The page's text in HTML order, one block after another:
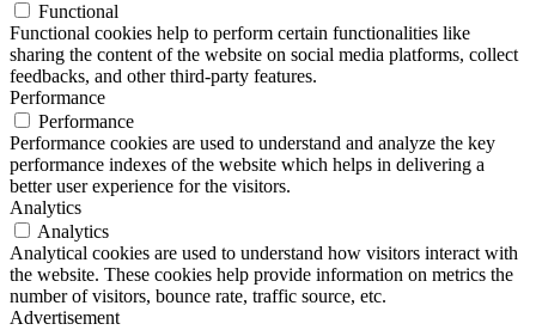
Functional
Functional cookies help to perform certain functionalities like
sharing the content of the website on social media platforms, collect
feedbacks, and other third-party features.
Performance
Performance
Performance cookies are used to understand and analyze the key
performance indexes of the website which helps in delivering a
better user experience for the visitors.
Analytics
Analytics
Analytical cookies are used to understand how visitors interact with
the website. These cookies help provide information on metrics the
number of visitors, bounce rate, traffic source, etc.
Advertisement